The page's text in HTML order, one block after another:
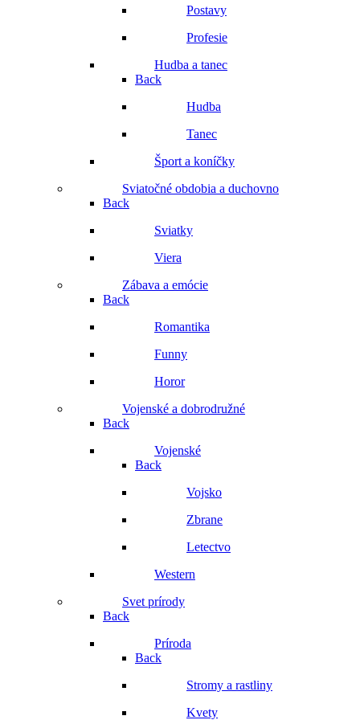
Postavy
Profesie
Hudba a tanec
Back
Hudba
Tanec
Šport a koníčky
Sviatočné obdobia a duchovno
Back
Sviatky
Viera
Zábava a emócie
Back
Romantika
Funny
Horor
Vojenské a dobrodružné
Back
Vojenské
Back
Vojsko
Zbrane
Letectvo
Western
Svet prírody
Back
Príroda
Back
Stromy a rastliny
Kvety